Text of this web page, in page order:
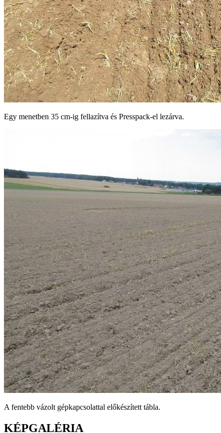
Egy menetben 35 cm-ig fellazítva és Presspack-el lezárva.
A fentebb vázolt gépkapcsolattal előkészített tábla.
KÉPGALÉRIA